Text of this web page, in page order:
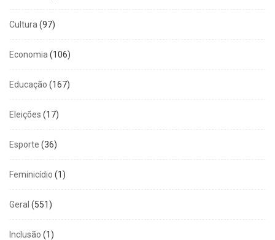
Cultura (97)
Economia (106)
Educação (167)
Eleições (17)
Esporte (36)
Feminicídio (1)
Geral (551)
Inclusão (1)